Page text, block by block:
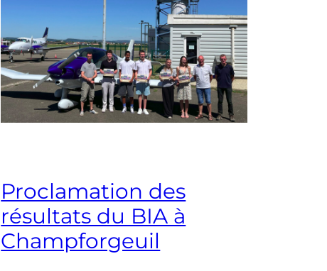
Proclamation des
résultats du BIA à
Champforgeuil